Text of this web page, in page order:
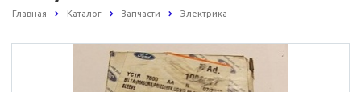
Главная Каталог Запчасти Электрика